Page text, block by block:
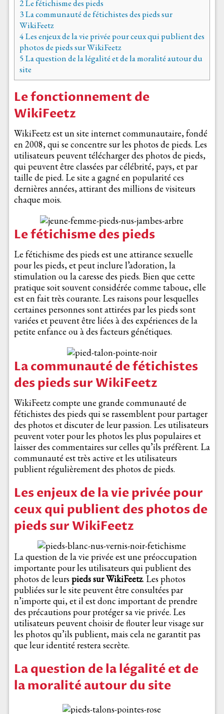
2Le fétichisme des pieds
3La communauté de fétichistes des pieds sur
WikiFeetz
4Les enjeux de la vie privée pour ceux qui publient des
photos de pieds sur WikiFeetz
5 La question de la légalité et de la moralité autour du
site
Le fonctionnement de
WikiFeetz
WikiFeetz est un site internet communautaire, fondé
en 2008, qui se concentre sur les photos de pieds. Les
utilisateurs peuvent télécharger des photos de pieds,
qui peuvent être classées par célébrité, pays, et par
taille de pied. Le site a gagné en popularité ces
dernières années, attirant des millions de visiteurs
chaque mois.
Le fétichisme des pieds
Le fétichisme des pieds est une attirance sexuelle
pour les pieds, et peut inclure l’adoration, la
stimulation ou la caresse des pieds. Bien que cette
pratique soit souvent considérée comme taboue, elle
est en fait très courante. Les raisons pour lesquelles
certaines personnes sont attirées par les pieds sont
variées et peuvent être liées à des expériences de la
petite enfance ou à des facteurs génétiques.
La communauté de fétichistes
des pieds sur WikiFeetz
WikiFeetz compte une grande communauté de
fétichistes des pieds qui se rassemblent pour partager
des photos et discuter de leur passion. Les utilisateurs
peuvent voter pour les photos les plus populaires et
laisser des commentaires sur celles qu’ils préfèrent. La
communauté est très active et les utilisateurs
publient régulièrement des photos de pieds.
Les enjeux de la vie privée pour
ceux qui publient des photos de
pieds sur WikiFeetz
La question de la vie privée est une préoccupation
importante pour les utilisateurs qui publient des
photos de leurs pieds sur WikiFeetz. Les photos
publiées sur le site peuvent être consultées par
n’importe qui, et il est donc important de prendre
des précautions pour protéger sa vie privée. Les
utilisateurs peuvent choisir de flouter leur visage sur
les photos qu’ils publient, mais cela ne garantit pas
que leur identité restera secrète.
La question de la légalité et de
la moralité autour du site